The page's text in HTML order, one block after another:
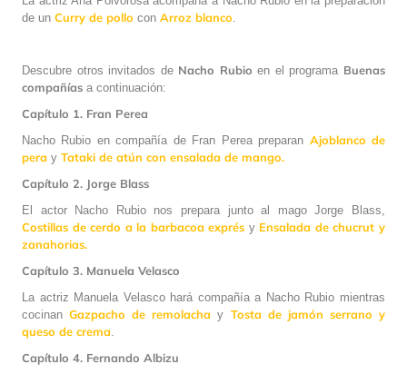
de un Curry de pollo con Arroz blanco
Descubre otros invitados de Nacho Rubio en el programa Buenas
compañías a continuación:
Capítulo 1. Fran Perea
Nacho Rubio en compañía de Fran Perea preparan Ajoblanco de
pera y Tataki de atún con ensalada de mango.
Capítulo 2. Jorge Blass
El actor Nacho Rubio nos prepara junto al mago Jorge Blass,
Costillas de cerdo a la barbacoa exprés y Ensalada de chucrut y
zanahorias.
Capítulo 3. Manuela Velasco
La actriz Manuela Velasco hará compañía a Nacho Rubio mientras
cocinanGazpacho de remolacha y Tosta de jamón serrano y
queso de crema
Capítulo 4. Fernando Albizu